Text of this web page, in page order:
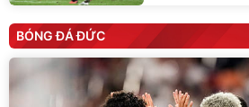
BÓNG ĐÁ ĐỨC